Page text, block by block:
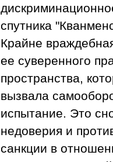
спутника
Крайне
ее суверенного
пространства,
вызвала
испытание. Это
недоверия и
санкции в